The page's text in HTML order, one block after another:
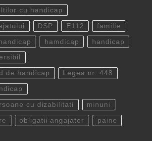
cu handicap
DSP E112 familie
hamdicap handicap
de handicap Legea nr. 448
cu dizabilitati minuni
obligatii angajator paine